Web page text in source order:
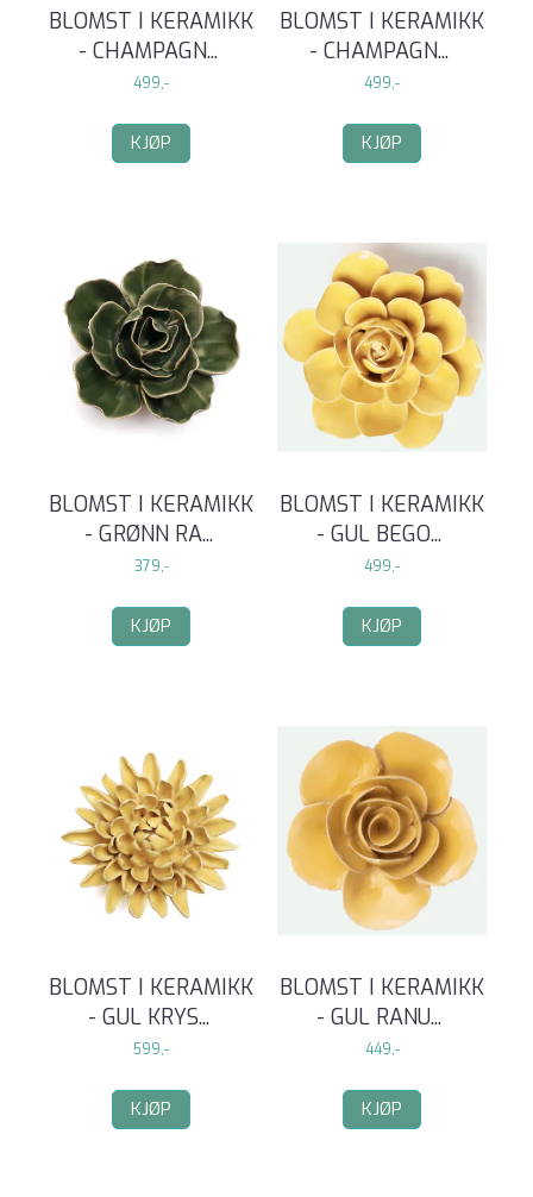
BLOMST I KERAMIKK
- CHAMPAGN...
499,-
KJØP
BLOMST I KERAMIKK
- CHAMPAGN...
499,-
KJØP
BLOMST I KERAMIKK
- GRØNN RA...
379,-
KJØP
BLOMST I KERAMIKK
- GUL BEGO...
499,-
KJØP
BLOMST I KERAMIKK
- GUL KRYS...
599,-
KJØP
BLOMST I KERAMIKK
- GUL RANU...
449,-
KJØP